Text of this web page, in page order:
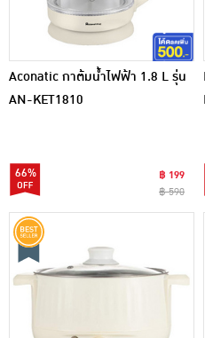
Aconatic กาต้มน้ำไฟฟ้า 1.8 L รุ่น
AN-KET1810
66%
฿ 199
฿ 590